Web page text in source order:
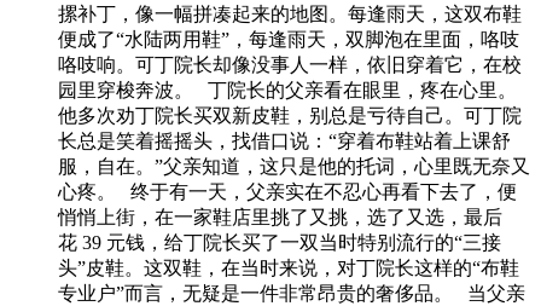
摞补丁，像一幅拼凑起来的地图。每逢雨天，这双布鞋
便成了“水陆两用鞋”，每逢雨天，双脚泡在里面，咯吱
咯吱响。可丁院长却像没事人一样，依旧穿着它，在校
园里穿梭奔波。 丁院长的父亲看在眼里，疼在心里。
他多次劝丁院长买双新皮鞋，别总是亏待自己。可丁院
长总是笑着摇摇头，找借口说：“穿着布鞋站着上课舒
服，自在。”父亲知道，这只是他的托词，心里既无奈又
心疼。 终于有一天，父亲实在不忍心再看下去了，便
悄悄上街，在一家鞋店里挑了又挑，选了又选，最后
花 39 元钱，给丁院长买了一双当时特别流行的“三接
头”皮鞋。这双鞋，在当时来说，对丁院长这样的“布鞋
专业户”而言，无疑是一件非常昂贵的奢侈品。 当父亲